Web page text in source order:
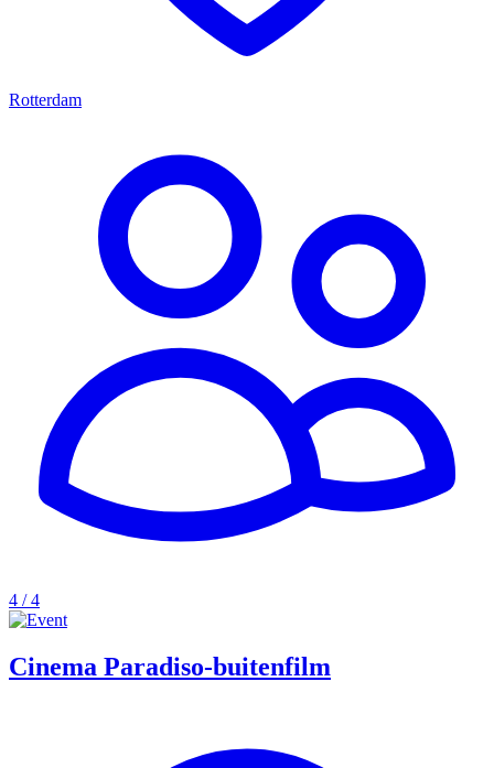
Rotterdam
4 / 4
Cinema Paradiso-buitenfilm